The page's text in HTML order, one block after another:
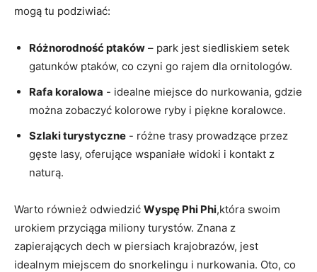
⁣mogą tu podziwiać:
Różnorodność ptaków – park jest siedliskiem ⁢setek
gatunków ptaków, co czyni‍ go rajem‌ dla ornitologów.
Rafa koralowa ⁤- idealne miejsce do​ nurkowania,⁢ gdzie
można zobaczyć kolorowe ryby‍ i piękne⁤ koralowce.
Szlaki turystyczne -​ różne⁣ trasy prowadzące przez‌
gęste lasy, oferujące wspaniałe widoki ‍i kontakt z‍
naturą.
Warto również odwiedzić Wyspę⁣ Phi Phi,która‌ swoim
urokiem przyciąga ‍miliony ⁣turystów. Znana z⁣
zapierających ‌dech w‌ piersiach krajobrazów, ​jest
idealnym miejscem ​do snorkelingu i nurkowania. ‌Oto, co